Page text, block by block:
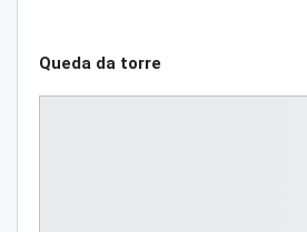
Queda da torre